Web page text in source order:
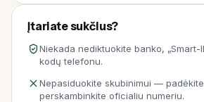
Įtariate sukčius?
Niekada nediktuokite banko, „Smart-
kodų telefonu.
Nepasiduokite skubinimui —
perskambinkite oficialiu numeriu.